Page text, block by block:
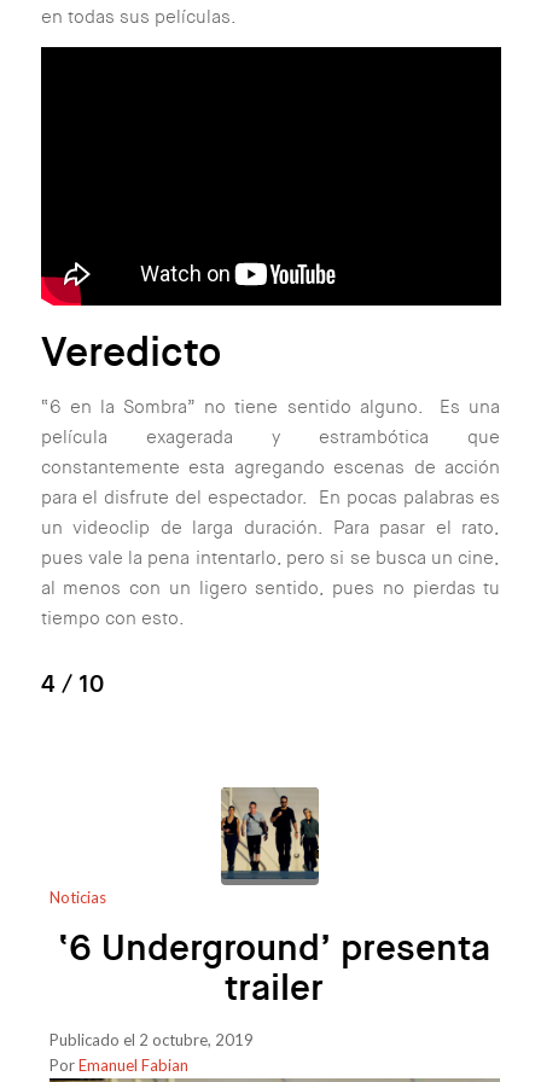
en todas sus películas.
Veredicto
“6 en la Sombra” no tiene sentido alguno. Es una
película exagerada y estrambótica que
constantemente esta agregando escenas de acción
para el disfrute del espectador. En pocas palabras es
un videoclip de larga duración. Para pasar el rato,
pues vale la pena intentarlo, pero si se busca un cine,
al menos con un ligero sentido, pues no pierdas tu
tiempo con esto.
4/ 10
Noticias
‘6 Underground’ presenta
trailer
Publicado el 2 octubre, 2019
PorEmanuel Fabian